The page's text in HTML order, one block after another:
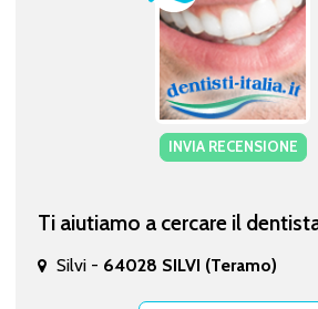
INVIA RECENSIONE
Ti aiutiamo a cercare il
Silvi - 64028 SILVI (Teramo)